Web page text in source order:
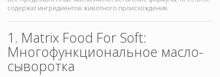
содержат ингредиентов животного происхождения.
1. Matrix Food For Soft:
Многофункциональное масло-
сыворотка